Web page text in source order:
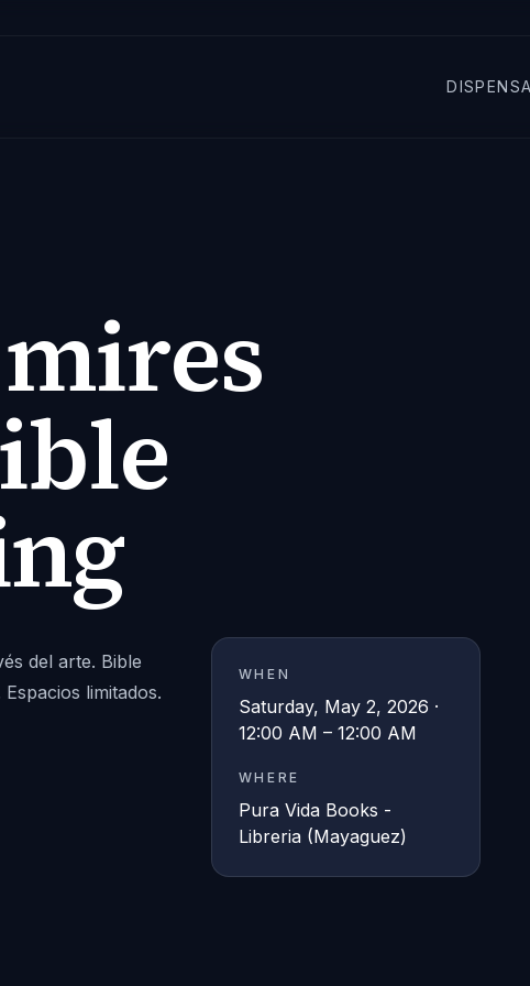
del arte. Bible
limitados.
WHEN
Saturday, May 2, 2026 ·
12:00 AM – 12:00 AM
WHERE
Pura Vida Books -
Libreria (Mayaguez)